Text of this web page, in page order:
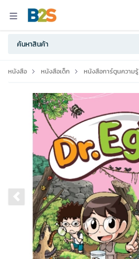
หนังสือ หนังสือเด็ก หนังสือการ์ตูนความรู้
Previous slide